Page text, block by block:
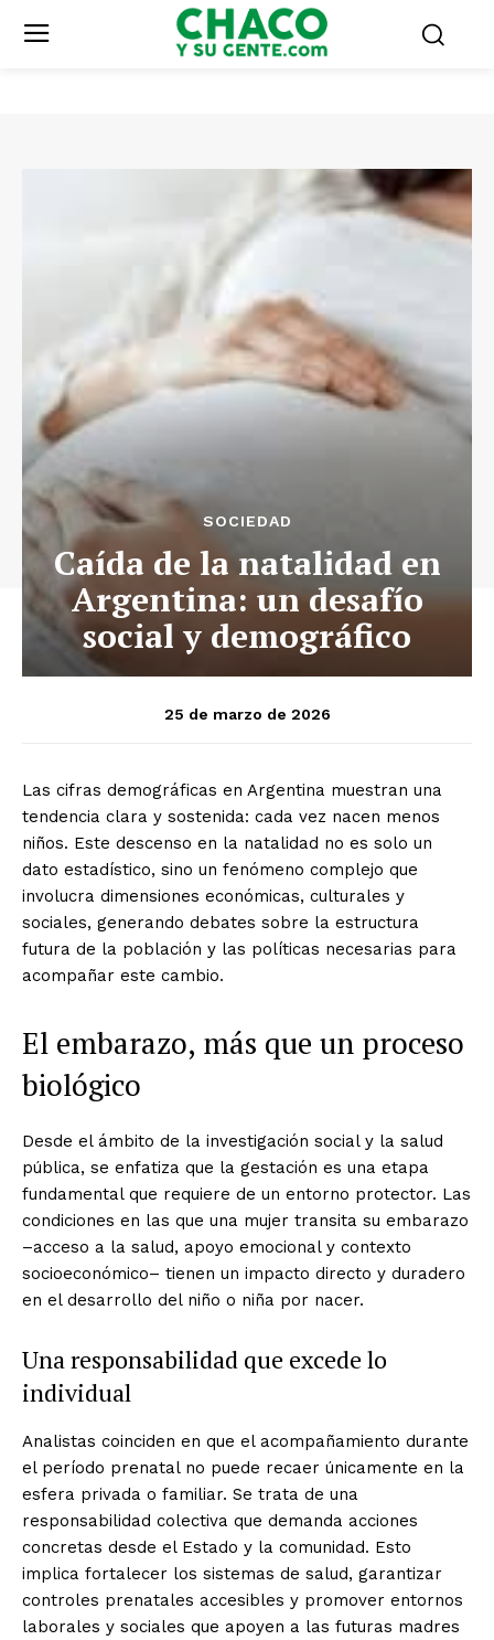
SOCIEDAD
Caída de la natalidad en
Argentina: un desafío
social y demográfico
25 de marzo de 2026
Las cifras demográficas en Argentina muestran una
tendencia clara y sostenida: cada vez nacen menos
niños. Este descenso en la natalidad no es solo un
dato estadístico, sino un fenómeno complejo que
involucra dimensiones económicas, culturales y
sociales, generando debates sobre la estructura
futura de la población y las políticas necesarias para
acompañar este cambio.
El embarazo, más que un proceso
biológico
Desde el ámbito de la investigación social y la salud
pública, se enfatiza que la gestación es una etapa
fundamental que requiere de un entorno protector. Las
condiciones en las que una mujer transita su embarazo
–acceso a la salud, apoyo emocional y contexto
socioeconómico– tienen un impacto directo y duradero
en el desarrollo del niño o niña por nacer.
Una responsabilidad que excede lo
individual
Analistas coinciden en que el acompañamiento durante
el período prenatal no puede recaer únicamente en la
esfera privada o familiar. Se trata de una
responsabilidad colectiva que demanda acciones
concretas desde el Estado y la comunidad. Esto
implica fortalecer los sistemas de salud, garantizar
controles prenatales accesibles y promover entornos
laborales y sociales que apoyen a las futuras madres